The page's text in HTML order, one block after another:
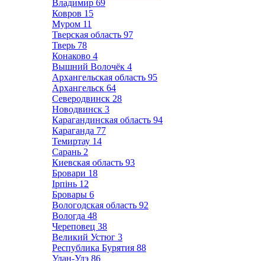
Владимир 69
Ковров 15
Муром 11
Тверская область 97
Тверь 78
Конаково 4
Вышний Волочёк 4
Архангельская область 95
Архангельск 64
Северодвинск 28
Новодвинск 3
Карагандинская область 94
Караганда 77
Темиртау 14
Сарань 2
Киевская область 93
Бровари 18
Ірпінь 12
Бровары 6
Вологодская область 92
Вологда 48
Череповец 38
Великий Устюг 3
Республика Бурятия 88
Улан-Удэ 86